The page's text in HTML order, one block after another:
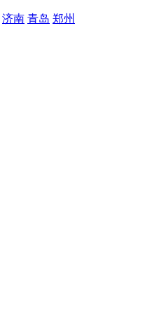
济南 青岛 郑州